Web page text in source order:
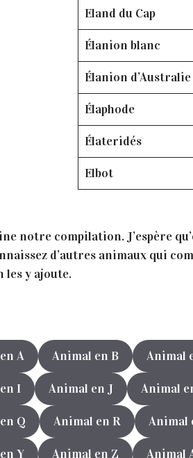
Eland du Cap
Élanion blanc
Élanion d’Australie
Élaphode
Élateridés
Elbot
notre compilation. J’espère
d’autres animaux qui
les y ajoute.
A Animal en B Animal
I Animal en J Animal
Q Animal en R Animal
Y Animal en Z Animal